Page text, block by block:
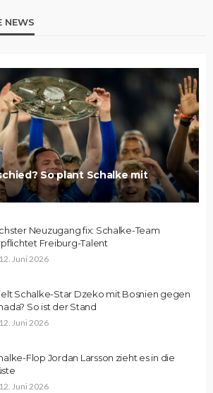
NEWS
So plant Schalke mit
Neuzugang fix: Schalke-Team
Freiburg-Talent
12. Juni 2026
Schalke-Star Dzeko mit Bosnien gegen
So ist der Stand
12. Juni 2026
Flop Jordan Larsson zieht es in die
12. Juni 2026